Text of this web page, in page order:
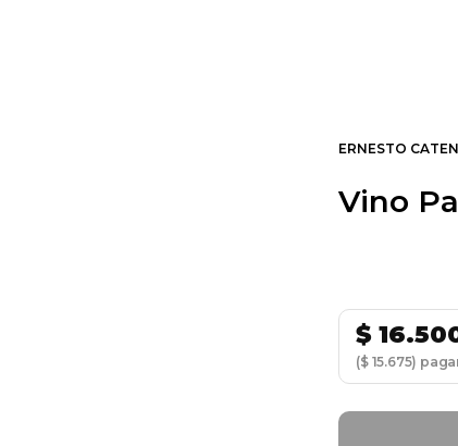
ERNESTO
Vino
$
($ 15.675)